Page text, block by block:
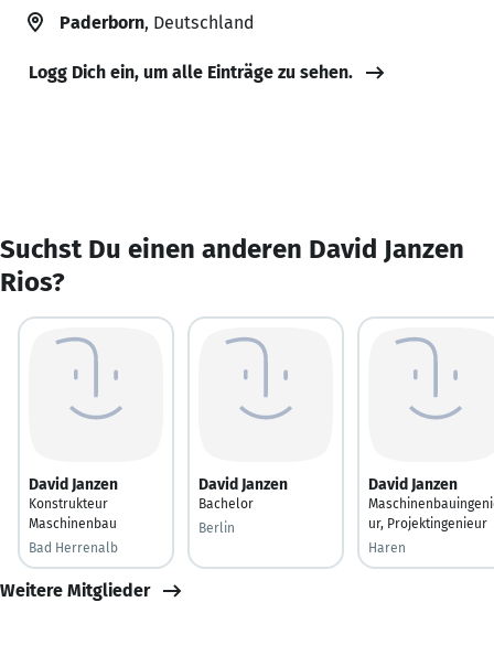
Paderborn, Deutschland
Logg Dich ein, um alle Einträge zu sehen.
Suchst Du einen anderen David Janzen
Rios?
David Janzen
Konstrukteur
Maschinenbau
Bad Herrenalb
David Janzen
Bachelor
Berlin
David Janzen
ur, Projektingenieur
Haren
Weitere Mitglieder